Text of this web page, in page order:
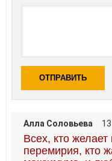
ОТПРАВИТЬ
Алла Соловьева
Всех, кто
перемирия, кто